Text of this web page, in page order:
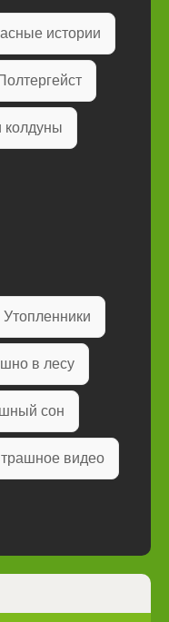
истории
колдуны
Утопленники
в лесу
сон
видео